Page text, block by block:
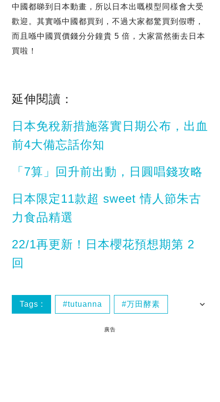
中國都睇到日本動畫，所以日本出嘅模型同樣會大受
歡迎。其實喺中國都買到，不過大家都驚買到假嘢，
而且喺中國買價錢分分鐘貴 5 倍，大家當然衝去日本
買啦！
延伸閱讀：
日本免稅新措施落實日期公布，出血
前4大備忘話你知
「7算」回升前出動，日圓唱錢攻略
日本限定11款超 sweet 情人節朱古
力食品精選
22/1再更新！日本櫻花預想期第 2
回
Tags : tutuanna 万田酵素
大麦若葉
廣告